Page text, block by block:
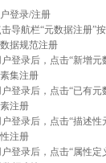
登录/注册
击导航栏“元数据注册”
据规范注册
户登录后，点击“新增元
集注册
户登录后，点击“已有元
注册
户登录后，点击“描述性
注册
户登录后，点击“属性定